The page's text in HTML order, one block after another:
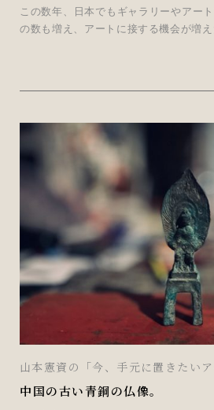
この数年、日本でもギャラリーやアー
の数も増え、アートに接する機会が増
山本憲資の「今、手元に置きたいア
中国の古い青銅の仏像。